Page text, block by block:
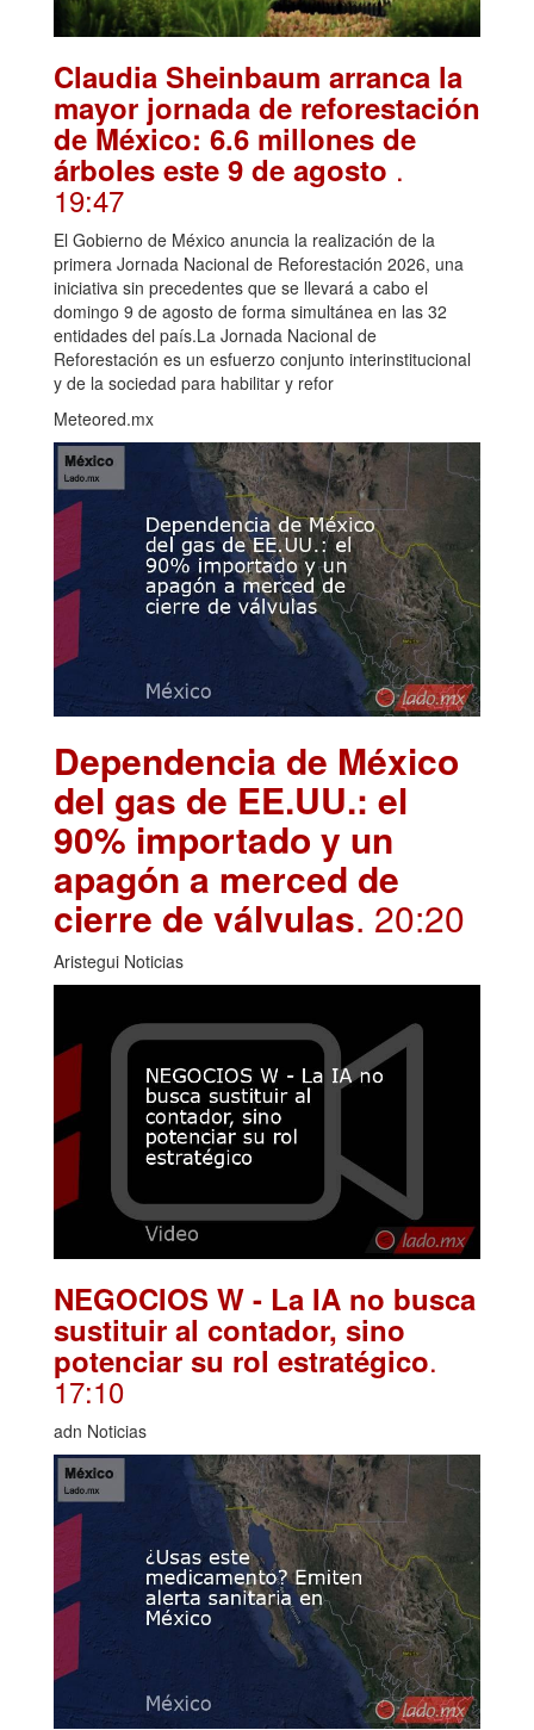
Claudia Sheinbaum arranca la
mayor jornada de reforestación
de México: 6.6 millones de
árboles este 9 de agosto .
19:47
El Gobierno de México anuncia la realización de la
primera Jornada Nacional de Reforestación 2026, una
iniciativa sin precedentes que se llevará a cabo el
domingo 9 de agosto de forma simultánea en las 32
entidades del país.La Jornada Nacional de
Reforestación es un esfuerzo conjunto interinstitucional
y de la sociedad para habilitar y refor
Meteored.mx
Dependencia de México
del gas de EE.UU.: el
90% importado y un
apagón a merced de
cierre de válvulas. 20:20
Aristegui Noticias
NEGOCIOS W - La IA no busca
sustituir al contador, sino
potenciar su rol estratégico.
17:10
adn Noticias